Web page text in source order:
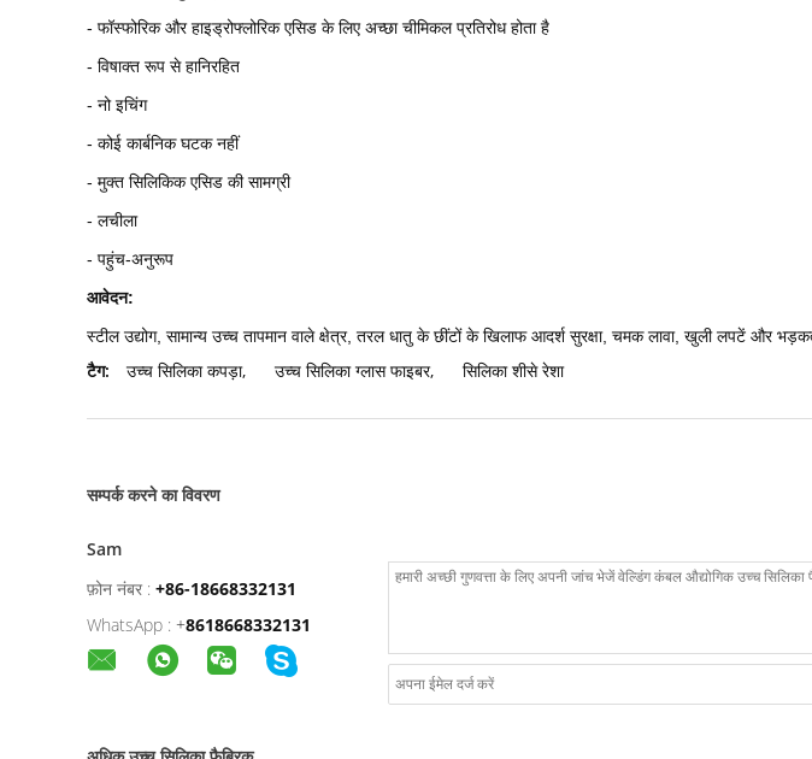
- फॉस्फोरिक और हाइड्रोफ्लोरिक एसिड के लिए अच्छा चीमिकल प्रतिरोध होता है
- विषाक्त रूप से हानिरहित
- नो इचिंग
- कोई कार्बनिक घटक नहीं
- मुक्त सिलिकिक एसिड की सामग्री
- लचीला
- पहुंच-अनुरूप
आवेदन:
स्टील उद्योग, सामान्य उच्च तापमान वाले क्षेत्र, तरल धातु के छींटों के खिलाफ आदर्श सुरक्षा, चमक लावा, खुली लपटें और
टैग: उच्च सिलिका कपड़ा, उच्च सिलिका ग्लास फाइबर, सिलिका शीसे रेशा
सम्पर्क करने का विवरण
Sam
फ़ोन नंबर : +86-18668332131
WhatsApp : +8618668332131